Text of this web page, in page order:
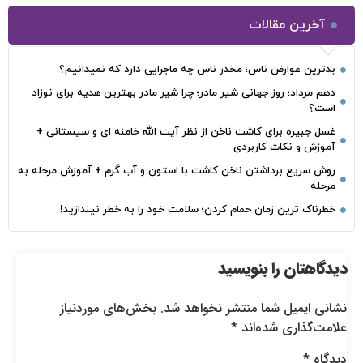
آخرین مقالات
بدترین عوارض ناس؛ مخدر ناس چه ماجرایی دارد که نمیدانیم؟
دهم مرداد؛ روز جهانی شیر مادر؛ چرا شیر مادر بهترین هدیه برای نوزاد
است؟
غسل جبیره برای کاشت ناخن از نظر آیت الله خامنه ای و سیستانی +
آموزش و نکات کاربردی
روش سریع برداشتن ناخن کاشت با استون و آب گرم + آموزش مرحله به
مرحله
خطرناک‌ ترین زمان‌ حمام کردن؛ سلامت خود را به خطر نیندازید!
دیدگاهتان را بنویسید
نشانی ایمیل شما منتشر نخواهد شد. بخش‌های موردنیاز
علامت‌گذاری شده‌اند*